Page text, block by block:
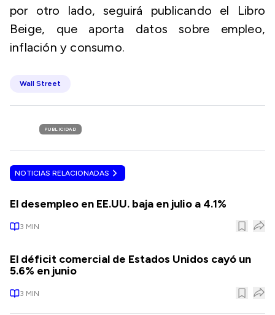
por otro lado, seguirá publicando el Libro
Beige, que aporta datos sobre empleo,
inflación y consumo.
Wall Street
PUBLICIDAD
NOTICIAS RELACIONADAS
El desempleo en EE.UU. baja en julio a 4.1%
3 MIN
El déficit comercial de Estados Unidos cayó un
5.6% en junio
3 MIN